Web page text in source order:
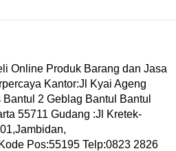
Online Produk Barang dan Jasa
Kantor:Jl Kyai Ageng
2 Geblag Bantul Bantul
55711 Gudang :Jl Kretek-
Pos:55195 Telp:0823 2826